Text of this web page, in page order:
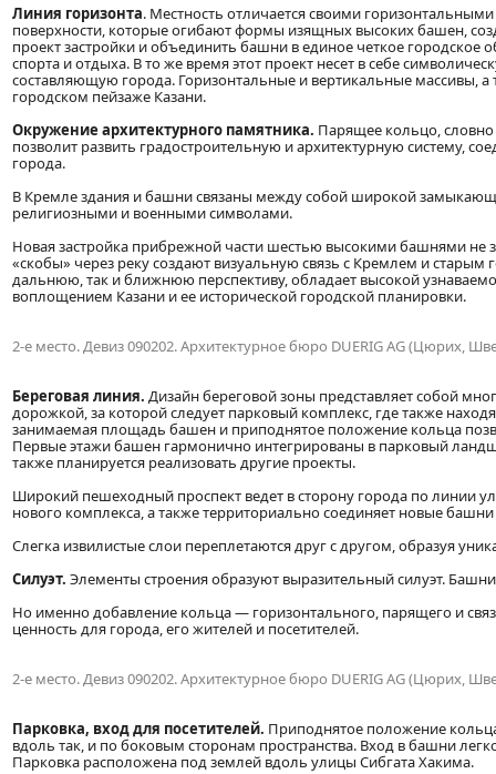
Линия горизонта. Местность отличается своими
поверхности, которые огибают формы изящных высоких башен,
проект застройки и объединить башни в единое четкое
спорта и отдыха. В то же время этот проект несет в себе
составляющую города. Горизонтальные и вертикальные массивы,
городском пейзаже Казани.
Окружение архитектурного памятника. Парящее кольцо,
позволит развить градостроительную и архитектурную систему,
города.
В Кремле здания и башни связаны между собой широкой
религиозными и военными символами.
Новая застройка прибрежной части шестью высокими башнями не
«скобы» через реку создают визуальную связь с Кремлем и
дальнюю, так и ближнюю перспективу, обладает высокой
воплощением Казани и ее исторической городской планировки.
2-е место. Девиз 090202. Архитектурное бюро DUERIG AG (Цюрих,
Береговая линия. Дизайн береговой зоны представляет собой
дорожкой, за которой следует парковый комплекс, где также
занимаемая площадь башен и приподнятое положение кольца
Первые этажи башен гармонично интегрированы в парковый
также планируется реализовать другие проекты.
Широкий пешеходный проспект ведет в сторону города по линии
нового комплекса, а также территориально соединяет новые
Слегка извилистые слои переплетаются друг с другом, образуя
Силуэт. Элементы строения образуют выразительный силуэт.
Но именно добавление кольца — горизонтального, парящего и
ценность для города, его жителей и посетителей.
2-е место. Девиз 090202. Архитектурное бюро DUERIG AG (Цюрих,
Парковка, вход для посетителей. Приподнятое положение
вдоль так, и по боковым сторонам пространства. Вход в башни
Парковка расположена под землей вдоль улицы Сибгата Хакима.